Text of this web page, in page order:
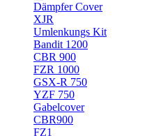
Dämpfer Cover
XJR
Umlenkungs Kit
Bandit 1200
CBR 900
FZR 1000
GSX-R 750
YZF 750
Gabelcover
CBR900
FZ1